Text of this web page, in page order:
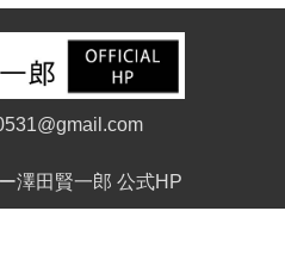
澤田賢一郎 公式HP